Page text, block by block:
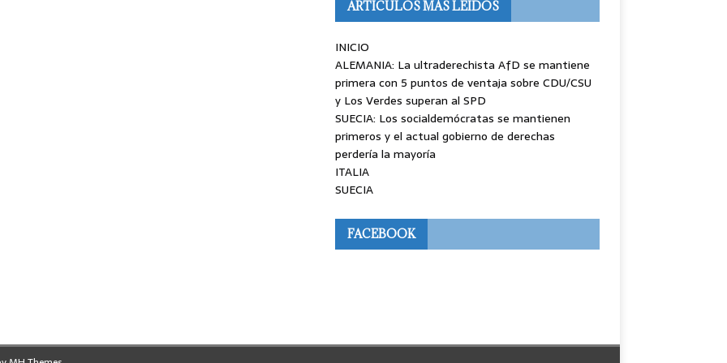
ARTÍCULOS MÁS LEÍDOS
INICIO
ALEMANIA: La ultraderechista AfD se mantiene
primera con 5 puntos de ventaja sobre CDU/CSU
y Los Verdes superan al SPD
SUECIA: Los socialdemócratas se mantienen
primeros y el actual gobierno de derechas
perdería la mayoría
ITALIA
SUECIA
FACEBOOK